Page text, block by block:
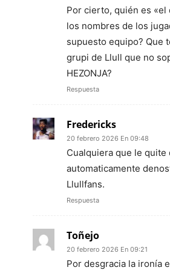
Por cierto, quién es «el
los nombres de los
supuesto equipo? Que
grupi de Llull que no
HEZONJA?
Respuesta
Fredericks
20 febrero 2026 En 09:48
Cualquiera que le quite
automaticamente
Llullfans.
Respuesta
Toñejo
20 febrero 2026 En 09:21
Por desgracia la ironía